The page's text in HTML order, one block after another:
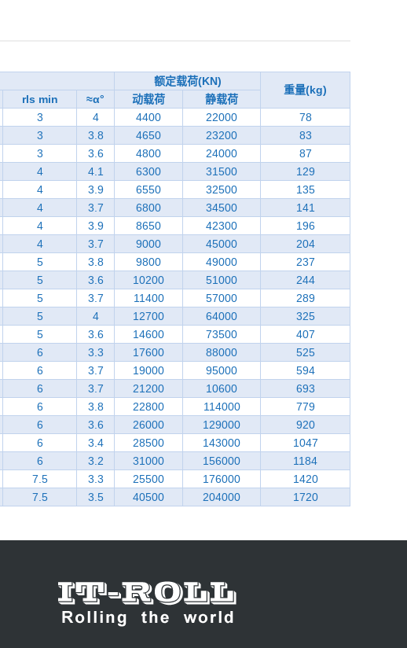
额定载荷(KN)
重量(kg)
rls min ≈α° 动载荷
静载荷
3 4 4400 22000
78
3 3.8 4650 23200
83
3 3.6 4800 24000
87
4 4.1 6300 31500
129
4 3.9 6550 32500
135
4 3.7 6800 34500
141
4 3.9 8650 42300
196
4 3.7 9000 45000
204
5 3.8 9800 49000
237
5 3.6 10200 51000
244
5 3.7 11400 57000
289
5 4 12700 64000
325
5 3.6 14600 73500
407
6 3.3 17600 88000
525
6 3.7 19000 95000
594
6 3.7 21200 10600
693
6 3.8 22800 114000
779
6 3.6 26000 129000
920
6 3.4 28500 143000
1047
6 3.2 31000 156000
1184
7.5 3.3 25500 176000
1420
7.5 3.5 40500 204000 1720